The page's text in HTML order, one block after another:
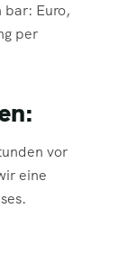
bar: Euro,
per
vor
eine